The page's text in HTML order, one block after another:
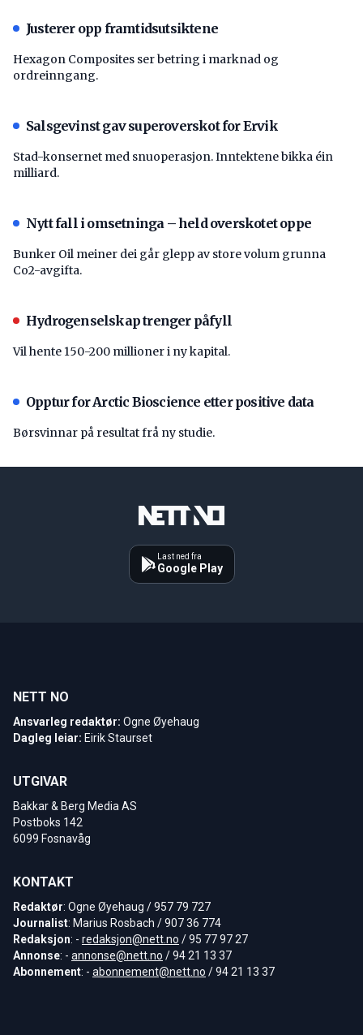
Justerer opp framtidsutsiktene
Hexagon Composites ser betring i marknad og
ordreinngang.
Salsgevinst gav superoverskot for Ervik
Stad-konsernet med snuoperasjon. Inntektene bikka éin
milliard.
Nytt fall i omsetninga – held overskotet oppe
Bunker Oil meiner dei går glepp av store volum grunna
Co2-avgifta.
Hydrogenselskap trenger påfyll
Vil hente 150-200 millioner i ny kapital.
Opptur for Arctic Bioscience etter positive data
Børsvinnar på resultat frå ny studie.
Last ned fra
Google Play
NETT NO
Ansvarleg redaktør: Ogne Øyehaug
Dagleg leiar: Eirik Staurset
UTGIVAR
Bakkar & Berg Media AS
Postboks 142
6099 Fosnavåg
KONTAKT
Redaktør: Ogne Øyehaug / 957 79 727
Journalist: Marius Rosbach / 907 36 774
Redaksjon: - redaksjon@nett.no / 95 77 97 27
Annonse: - annonse@nett.no / 94 21 13 37
Abonnement: - abonnement@nett.no / 94 21 13 37